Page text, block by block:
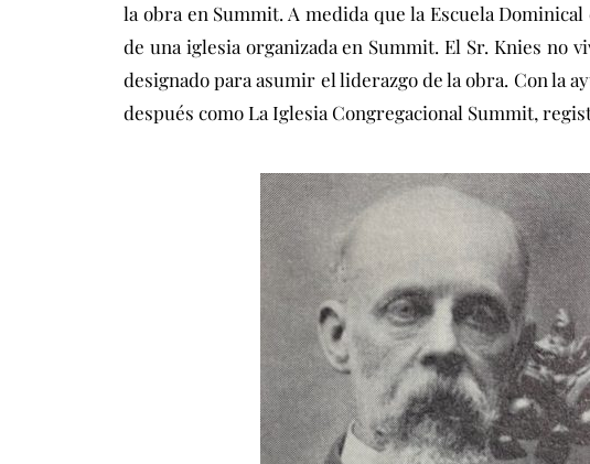
la obra en Summit. A medida que la Escuela
de una iglesia organizada en Summit. El Sr. Knies no
designado para asumir el liderazgo de la obra. Con la
después como La Iglesia Congregacional Summit,